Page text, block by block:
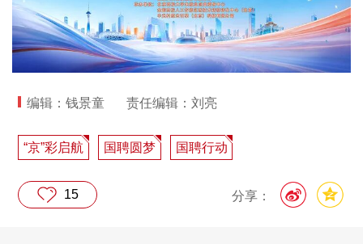
编辑：钱景童 责任编辑：刘亮
“京”彩启航 国聘圆梦 国聘行动
分享：
15